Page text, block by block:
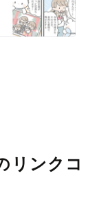
リンクコ